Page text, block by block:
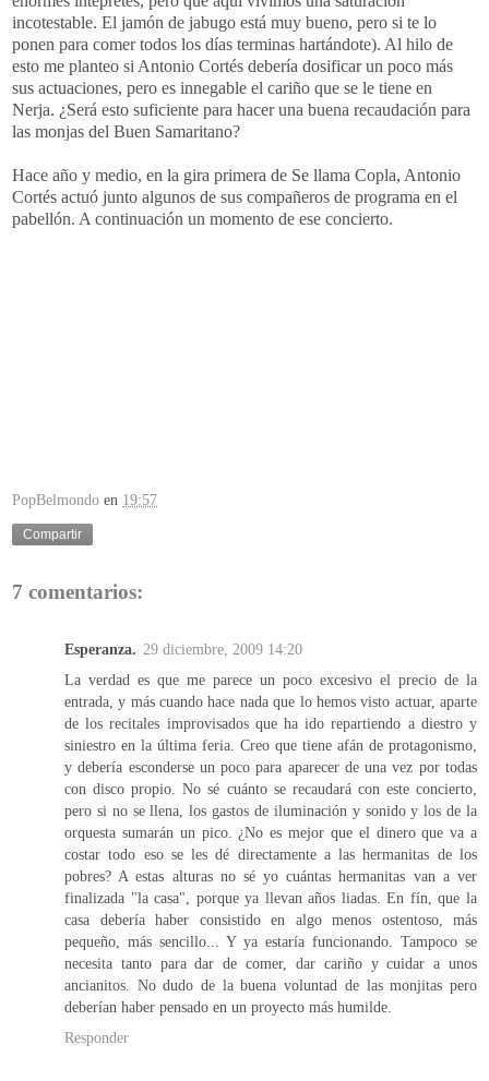
incotestable. El jamón de jabugo está muy bueno, pero si te lo
ponen para comer todos los días terminas hartándote). Al hilo de
esto me planteo si Antonio Cortés debería dosificar un poco más
sus actuaciones, pero es innegable el cariño que se le tiene en
Nerja. ¿Será esto suficiente para hacer una buena recaudación para
las monjas del Buen Samaritano?
Hace año y medio, en la gira primera de Se llama Copla, Antonio
Cortés actuó junto algunos de sus compañeros de programa en el
pabellón. A continuación un momento de ese concierto.
PopBelmondo en 19:57
Compartir
7 comentarios:
Esperanza. 29 diciembre, 2009 14:20
La verdad es que me parece un poco excesivo el precio de la
entrada, y más cuando hace nada que lo hemos visto actuar, aparte
de los recitales improvisados que ha ido repartiendo a diestro y
siniestro en la última feria. Creo que tiene afán de protagonismo,
y debería esconderse un poco para aparecer de una vez por todas
con disco propio. No sé cuánto se recaudará con este concierto,
pero si no se llena, los gastos de iluminación y sonido y los de la
orquesta sumarán un pico. ¿No es mejor que el dinero que va a
costar todo eso se les dé directamente a las hermanitas de los
pobres? A estas alturas no sé yo cuántas hermanitas van a ver
finalizada "la casa", porque ya llevan años liadas. En fín, que la
casa debería haber consistido en algo menos ostentoso, más
pequeño, más sencillo... Y ya estaría funcionando. Tampoco se
necesita tanto para dar de comer, dar cariño y cuidar a unos
ancianitos. No dudo de la buena voluntad de las monjitas pero
deberían haber pensado en un proyecto más humilde.
Responder